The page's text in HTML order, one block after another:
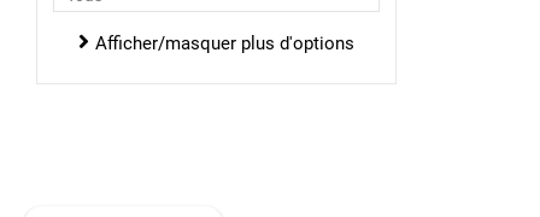
Afficher/masquer plus d'options